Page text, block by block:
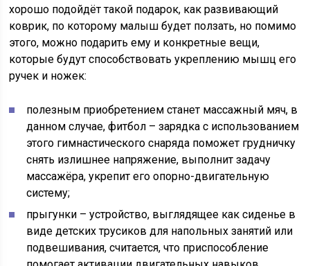
хорошо подойдёт такой подарок, как развивающий
коврик, по которому малыш будет ползать, но помимо
этого, можно подарить ему и конкретные вещи,
которые будут способствовать укреплению мышц его
ручек и ножек:
полезным приобретением станет массажный мяч, в
данном случае, фитбол – зарядка с использованием
этого гимнастического снаряда поможет грудничку
снять излишнее напряжение, выполнит задачу
массажёра, укрепит его опорно-двигательную
систему;
прыгунки – устройство, выглядящее как сиденье в
виде детских трусиков для напольных занятий или
подвешивания, считается, что приспособление